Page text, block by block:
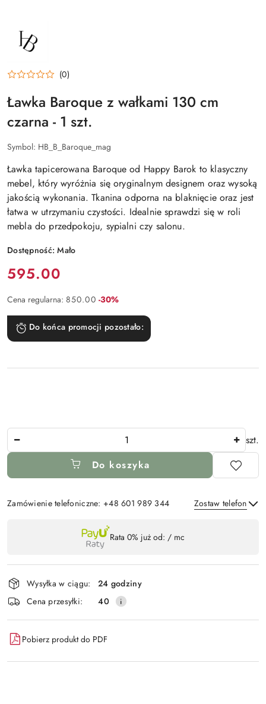
PRODUCENTA:
HAPPY
BAROK
(0)
Ławka Baroque z wałkami 130 cm
czarna - 1 szt.
Symbol: HB_B_Baroque_mag
Ławka tapicerowana Baroque od Happy Barok to klasyczny
mebel, który wyróżnia się oryginalnym designem oraz wysoką
jakością wykonania. Tkanina odporna na blaknięcie oraz jest
łatwa w utrzymaniu czystości. Idealnie sprawdzi się w roli
mebla do przedpokoju, sypialni czy salonu.
Dostępność:Mało
Cena:
595.00
Cena regularna: 850.00 Rabat:
-30%
Do końca promocji pozostało:
szt.
Do koszyka
Zamówienie telefoniczne: +48 601 989 344 Zostaw telefon
płatność
i
dostawa
Rata 0% już od: / mc
Wysyłka w ciągu:
24 godziny
Cena przesyłki:
40
Pobierz produkt do PDF